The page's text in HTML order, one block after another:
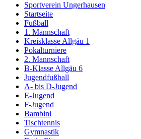
Sportverein Ungerhausen
Startseite
Fußball
1. Mannschaft
Kreisklasse Allgäu 1
Pokalturniere
2. Mannschaft
B-Klasse Allgäu 6
Jugendfußball
A- bis D-Jugend
E-Jugend
F-Jugend
Bambini
Tischtennis
Gymnastik